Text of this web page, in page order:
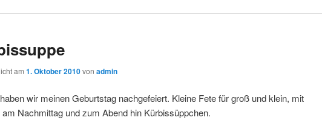
am 1. Oktober 2010von admin
wir meinen Geburtstag nachgefeiert. Kleine Fete für groß und klein, mit
am Nachmittag und zum Abend hin Kürbissüppchen.